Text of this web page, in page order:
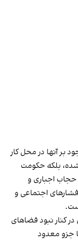
بر آنها در محل کار
بلکه حکومت
اجباری و
اجتماعی و
کنار نبود فضاهای
جزو معدود